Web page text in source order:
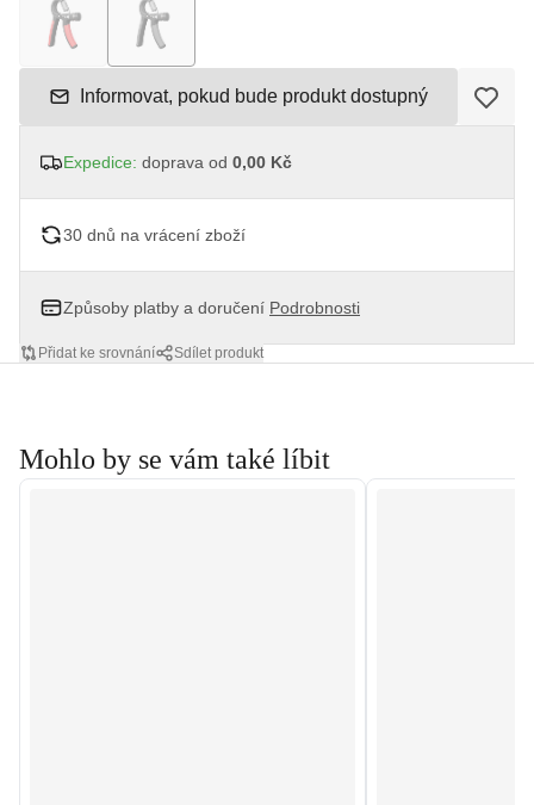
Informovat, pokud bude produkt dostupný
Expedice: doprava od 0,00 Kč
30 dnů na vrácení zboží
Způsoby platby a doručení Podrobnosti
Přidat ke srovnání Sdílet produkt
Mohlo by se vám také líbit